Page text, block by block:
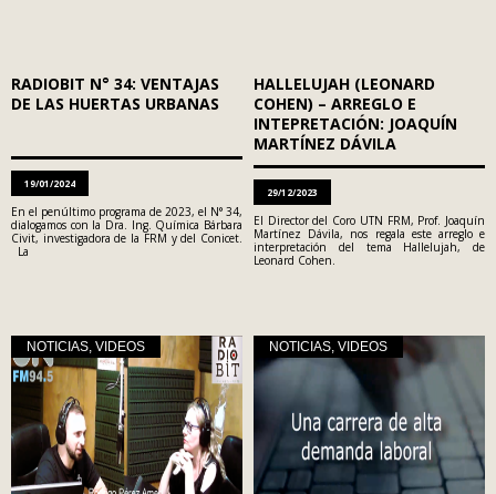
RADIOBIT N° 34: VENTAJAS
DE LAS HUERTAS URBANAS
19/01/2024
En el penúltimo programa de 2023, el N° 34,
dialogamos con la Dra. Ing. Química Bárbara
Civit, investigadora de la FRM y del Conicet.
La
HALLELUJAH (LEONARD
COHEN) – ARREGLO E
INTEPRETACIÓN: JOAQUÍN
MARTÍNEZ DÁVILA
29/12/2023
El Director del Coro UTN FRM, Prof. Joaquín
Martínez Dávila, nos regala este arreglo e
interpretación del tema Hallelujah, de
Leonard Cohen.
NOTICIAS, VIDEOS NOTICIAS, VIDEOS